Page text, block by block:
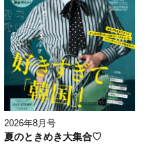
2026年8月号
夏のときめき大集合♡